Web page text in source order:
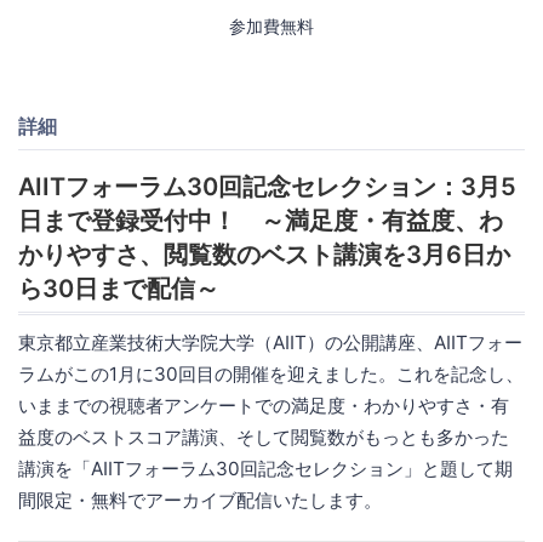
参加費無料
詳細
AIITフォーラム30回記念セレクション：3月5
日まで登録受付中！ ～満足度・有益度、わ
かりやすさ、閲覧数のベスト講演を3月6日か
ら30日まで配信～
東京都立産業技術大学院大学（AIIT）の公開講座、AIITフォー
ラムがこの1月に30回目の開催を迎えました。これを記念し、
いままでの視聴者アンケートでの満足度・わかりやすさ・有
益度のベストスコア講演、そして閲覧数がもっとも多かった
講演を「AIITフォーラム30回記念セレクション」と題して期
間限定・無料でアーカイブ配信いたします。